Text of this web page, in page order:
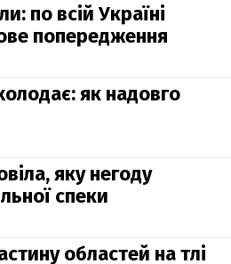
по всій Україні
попередження
як надовго
яку негоду
спеки
областей на тлі